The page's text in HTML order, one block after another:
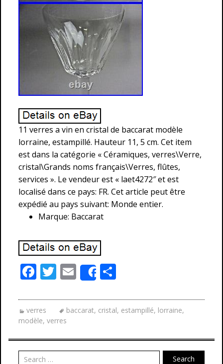
11 verres a vin en cristal de baccarat modèle
lorraine, estampillé. Hauteur 11, 5 cm. Cet item
est dans la catégorie « Céramiques, verres\Verre,
cristal\Grands noms français\Verres, flûtes,
services ». Le vendeur est « laet4272″ et est
localisé dans ce pays: FR. Cet article peut être
expédié au pays suivant: Monde entier.
Marque: Baccarat
F
e
b
o
o
T
itt
er
E
m
ai
l
Share
ta
g
er
verres baccarat, cristal, estampillé, lorraine,
modèle, verres
Search